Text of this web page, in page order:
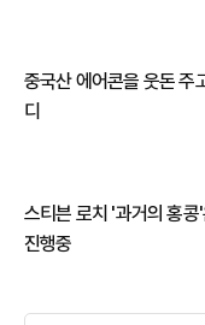
중국산 에어콘을 웃돈 주
디
스티븐 로치 '과거의 홍
진행중